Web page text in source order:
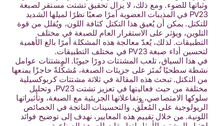
وثباتها للضوء. ومع ذلك، لا يزال تحقيق تشتت مستقر لصبغة
PV23 في المذيبات العضوية أمرًا صعبًا نظرًا لميلها الشديد
للتكتل. يمكن أن يُعيق هذا التكتل كثافة اللون، ويُقلل من قوة
التلوين، ويؤثر على الاستقرار العام للصبغة في مختلف
التطبيقات. لذلك، يُعدّ معالجة هذه المشكلة أمرًا بالغ الأهمية
لتحسين أداء صبغة PV23 في مختلف التطبيقات.
في هذا السياق، تلعب المشتتات دورًا حيويًا. المشتتات عوامل
نشطة سطحيًا تُمتَز على جزيئات الصبغة، مُشكِّلةً حاجزًا يمنعها
من التكتل. تبحث هذه المقالة في ثلاثة مشتتات كربوكسيلية
مختلفة من حيث فعاليتها في تعزيز تشتت PV23، وتحليل
سلوكها الامتصاصي، وتفاعلاتها الجزيئية مع الصبغة، وتأثيراتها
الريولوجية على المُعلَّق، والتحسينات الناتجة في الخصائص
اللونية. من خلال تقييم هذه المعايير، نهدف إلى توضيح فوائد